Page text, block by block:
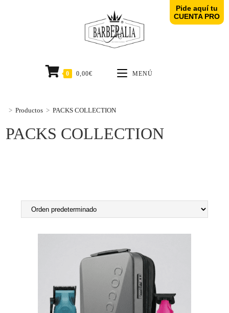
0 0,00€ MENÚ
PACKS COLLECTION
> Productos > PACKS COLLECTION
Pide aquí tu
CUENTA PRO